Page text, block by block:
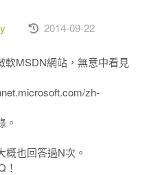
2014-09-22
軟MSDN網站，無意中看見
zh-
。
概也回答過N次。